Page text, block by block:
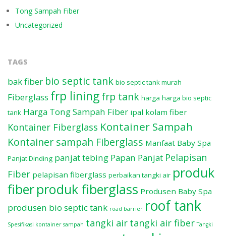
Tong Sampah Fiber
Uncategorized
TAGS
bak fiber bio septic tank bio septic tank murah
Fiberglass frp liningfrp tank harga harga bio septic
tank Harga Tong Sampah Fiber ipal kolam fiber
Kontainer Fiberglass Kontainer Sampah
Kontainer sampah Fiberglass Manfaat Baby Spa
Panjat Dinding panjat tebing Papan Panjat Pelapisan
Fiber pelapisan fiberglass perbaikan tangki air produk
fiberproduk fiberglass Produsen Baby Spa
produsen bio septic tank road barrier roof tank
Spesifikasi kontainer sampah tangki air tangki air fiber Tangki